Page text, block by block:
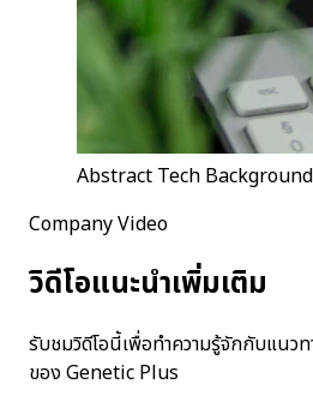
Abstract Tech Background
Company Video
วิดีโอแนะนำเพิ่มเติม
รับชมวิดีโอนี้เพื่อทำความรู้จักกับแนวท
ของ Genetic Plus